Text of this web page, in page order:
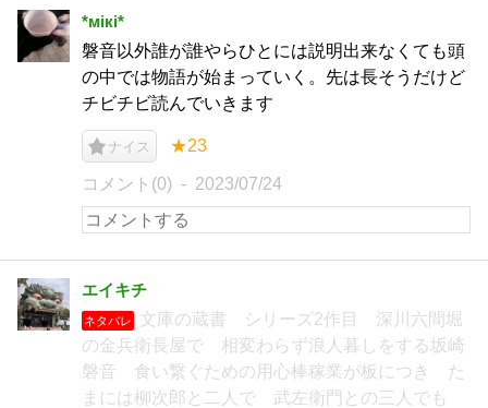
*мiкi*
磐音以外誰が誰やらひとには説明出来なくても頭
の中では物語が始まっていく。先は長そうだけど
チビチビ読んでいきます
ナイス ★23
コメント(0) 2023/07/24
エイキチ
ネタバレ
文庫の蔵書 シリーズ2作目 深川六間堀
の金兵衛長屋で 相変わらず浪人暮しをする坂崎
磐音 食い繋ぐための用心棒稼業が板につき た
まには柳次郎と二人で 武左衛門との三人でも